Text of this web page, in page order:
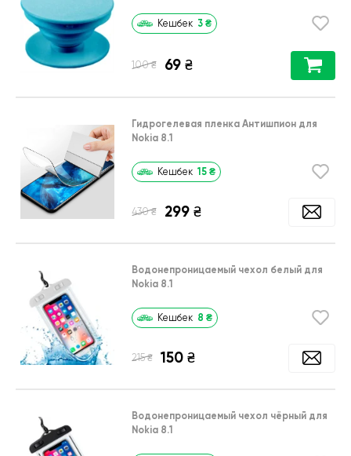
Кешбек 3 ₴
100 ₴ 69 ₴
Гидрогелевая пленка Антишпион для
Nokia 8.1
Кешбек 15 ₴
430 ₴ 299 ₴
Водонепроницаемый чехол белый для
Nokia 8.1
Кешбек 8 ₴
215 ₴ 150 ₴
Водонепроницаемый чехол чёрный для
Nokia 8.1